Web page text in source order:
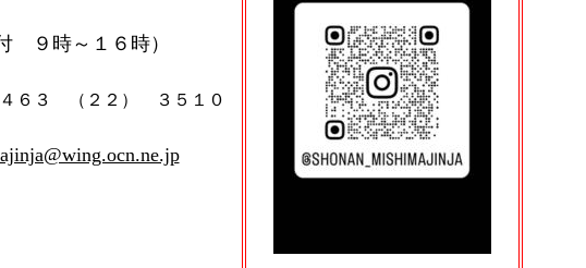
９時～１６時）
６３ （２２） ３５１０